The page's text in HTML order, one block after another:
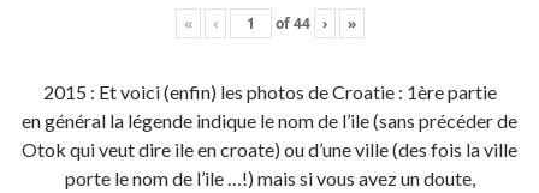
« ‹ of44 › »
2015 : Et voici (enfin) les photos de Croatie : 1ère partie
en général la légende indique le nom de l’ile (sans précéder de
Otok qui veut dire ile en croate) ou d’une ville (des fois la ville
porte le nom de l’ile …!) mais si vous avez un doute,